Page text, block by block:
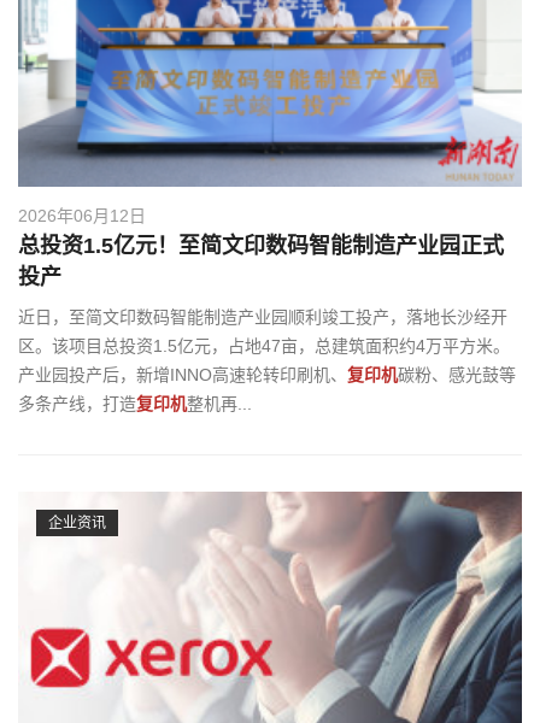
n
2026年06月12日
总投资1.5亿元！至简文印数码智能制造产业园正式
投产
近日，至简文印数码智能制造产业园顺利竣工投产，落地长沙经开
区。该项目总投资1.5亿元，占地47亩，总建筑面积约4万平方米。
产业园投产后，新增INNO高速轮转印刷机、 复印机碳粉、感光鼓等
多条产线，打造复印机整机再...
企业资讯